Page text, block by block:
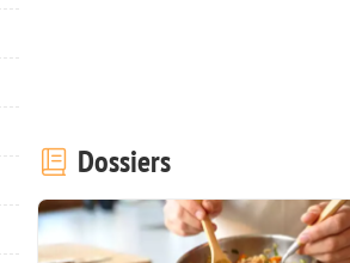
Dossiers